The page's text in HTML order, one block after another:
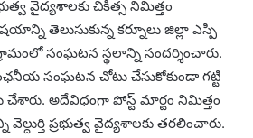
వైద్యశాలకు చికిత్స నిమిత్తం
తెలుసుకున్న కర్నూలు జిల్లా ఎస్పీ
గ్రామంలో సంఘటన స్థలాన్ని సందర్శించారు.
సంఘటన చోటు చేసుకోకుండా గట్టి
చేశారు. అదేవిధంగా పోస్ట్ మార్టం నిమిత్తం
ప్రభుత్వ వైద్యశాలకు తరలించారు.